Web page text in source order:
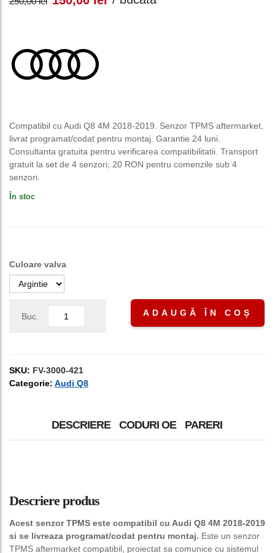
a
fost:
Compatibil cu Audi Q8 4M 2018-2019. Senzor TPMS aftermarket,
livrat programat/codat pentru montaj. Garantie 24 luni.
Consultanta gratuita pentru verificarea compatibilitatii. Transport
gratuit la set de 4 senzori; 20 RON pentru comenzile sub 4
senzori.
În stoc
Culoare valva
Buc. ADAUGĂ ÎN COȘ
SKU: FV-3000-421
Categorie: Audi Q8
DESCRIERE CODURI OE PARERI
Descriere produs
Acest senzor TPMS este compatibil cu Audi Q8 4M 2018-2019
si se livreaza programat/codat pentru montaj. Este un senzor
TPMS aftermarket compatibil, proiectat sa comunice cu sistemul